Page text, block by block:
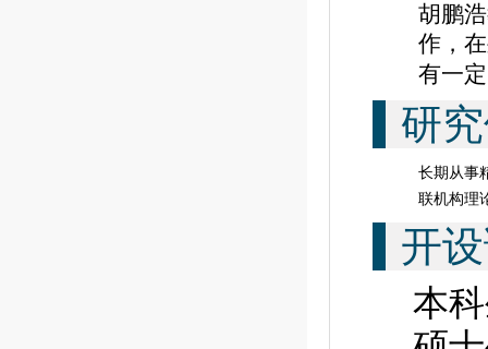
胡鹏浩
作，
有一
研
长期从事
联机构理
开
本